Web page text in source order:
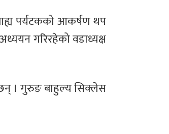
पर्यटकको आकर्षण थप
गरिरहेको वडाध्यक्ष
। गुरुङ बाहुल्य सिक्लेस